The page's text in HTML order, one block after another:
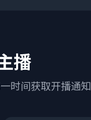
播
时间获取开播通知